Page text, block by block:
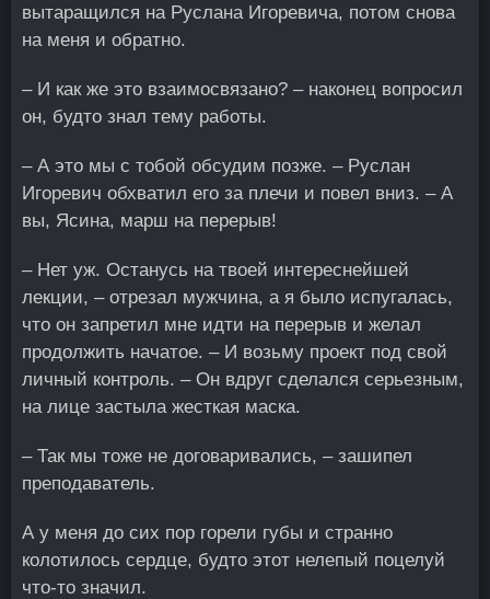
вытаращился на Руслана Игоревича, потом снова
на меня и обратно.
– И как же это взаимосвязано? – наконец вопросил
он, будто знал тему работы.
– А это мы с тобой обсудим позже. – Руслан
Игоревич обхватил его за плечи и повел вниз. – А
вы, Ясина, марш на перерыв!
– Нет уж. Останусь на твоей интереснейшей
лекции, – отрезал мужчина, а я было испугалась,
что он запретил мне идти на перерыв и желал
продолжить начатое. – И возьму проект под свой
личный контроль. – Он вдруг сделался серьезным,
на лице застыла жесткая маска.
– Так мы тоже не договаривались, – зашипел
преподаватель.
А у меня до сих пор горели губы и странно
колотилось сердце, будто этот нелепый поцелуй
что-то значил.